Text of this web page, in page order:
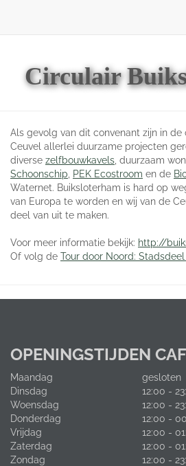
content
Circulair
Als gevolg van dit convenant zijn in
Ceuvel allerlei duurzame projecten
diverse zelfbouwkavels , duurzaam
Schoonschip
PEK Ecostroom en de
Waternet. Buiksloterham is hard op
van Europa te worden en wij van de
deel van uit te maken.
Voor meer informatie bekijk: http://
Of volg de Tour door Noord:
OPENINGSTIJDEN
Maandag
gesloten
Dinsdag
12:00 -
Woensdag
12:00 -
Donderdag
12:00 -
Vrijdag
12:00 -
Zaterdag
12:00 -
Zondag
12:00 -